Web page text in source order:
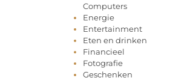
Computers
Energie
Entertainment
Eten en drinken
Financieel
Fotografie
Geschenken